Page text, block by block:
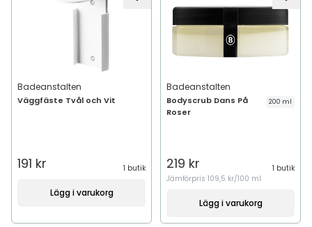
Badeanstalten
Väggfäste Tvål och Vit
191 kr 1 butik
Lägg i varukorg
Badeanstalten
Bodyscrub Dans På
Roser
200 ml
219 kr
1 butik
Jämförpris 109,5 kr/100 ml
Lägg i varukorg